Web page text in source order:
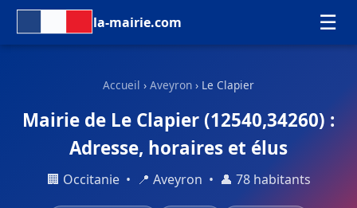
la-mairie.com ☰
Accueil › Aveyron › Le Clapier
Mairie de Le Clapier (12540,34260) :
Adresse, horaires et élus
🏢 Occitanie • 📍 Aveyron • 👤 78 habitants